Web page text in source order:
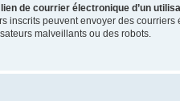
de courrier électronique d’un
inscrits peuvent envoyer des
malveillants ou des robots.